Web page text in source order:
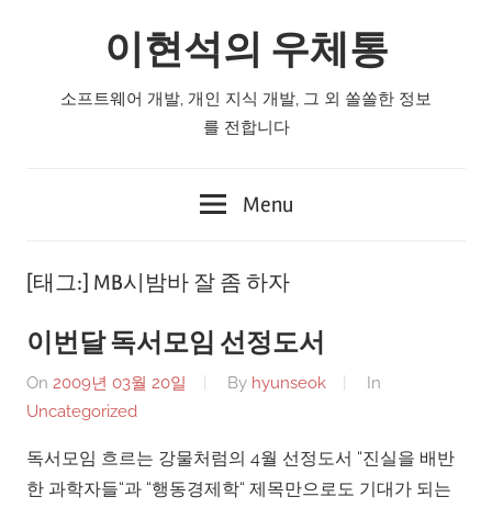
이현석의 우체통
소프트웨어 개발, 개인 지식 개발, 그 외 쏠쏠한 정보
를 전합니다
Menu
[태그:] MB시밤바 잘 좀 하자
이번달 독서모임 선정도서
On 2009년 03월 20일 By hyunseok
In
Uncategorized
독서모임 흐르는 강물처럼의 4월 선정도서 “진실을 배반
한 과학자들“과 “행동경제학“ 제목만으로도 기대가 되는